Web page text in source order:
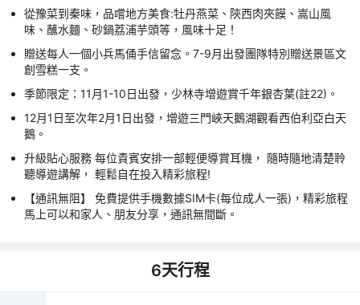
從豫菜到秦味，品嚐地方美食:牡丹燕菜、陝西肉夾饃、嵩山風
味、蘸水麵、砂鍋荔浦芋頭等，風味十足！
贈送每人一個小兵馬俑手信留念。7-9月出發團隊特別贈送景區文
創雪糕一支。
季節限定：11月1-10日出發，少林寺增遊賞千年銀杏葉(註22)。
12月1日至次年2月1日出發，增遊三門峽天鵝湖觀看西伯利亞白天
鵝。
升級貼心服務 每位貴賓安排一部輕便導賞耳機， 隨時隨地清楚聆
聽導遊講解， 輕鬆自在投入精彩旅程!
【通訊無阻】 免費提供手機數據SIM卡(每位成人一張)，精彩旅程
馬上可以和家人、朋友分享，通訊無間斷。
6天行程